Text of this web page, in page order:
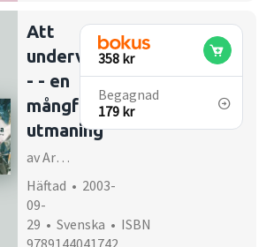
Att
undervisa
- - en
mångfasetterad
utmaning
av Arne Maltén
Häftad • 2003-
09-
29 • Svenska • ISBN
9789144041742
358 kr
Begagnad
179 kr